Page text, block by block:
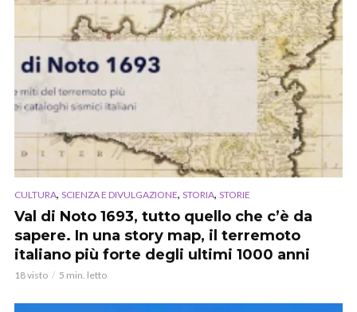
CULTURA, SCIENZA E DIVULGAZIONE, STORIA, STORIE
Val di Noto 1693, tutto quello che c’è da
sapere. In una story map, il terremoto
italiano più forte degli ultimi 1000 anni
18 visto 5 min. letto